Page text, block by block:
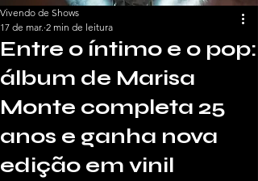
Entre o íntimo e o pop:
álbum de Marisa
Monte completa 25
anos e ganha nova
edição em vinil
Vivendo de Shows
17 de mar. 2 min de leitura